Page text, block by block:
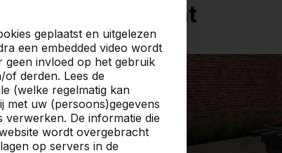
geplaatst en uitgelezen
een embedded video wordt
geen invloed op het gebruik
derden. Lees de
(welke regelmatig kan
met uw (persoons)gegevens
verwerken. De informatie die
wordt overgebracht
op servers in de
assortiment